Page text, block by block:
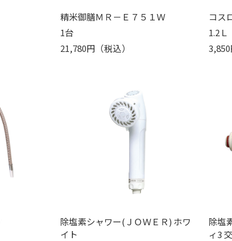
精米御膳ＭＲ－Ｅ７５１Ｗ
1台
21,780円（税込）
コス
1.2Ｌ
3,850
除塩素シャワー(ＪＯＷＥＲ) ホワ
イト
除塩
ィ3